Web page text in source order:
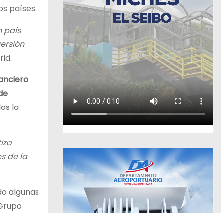
países.
país
la
de la
algunas